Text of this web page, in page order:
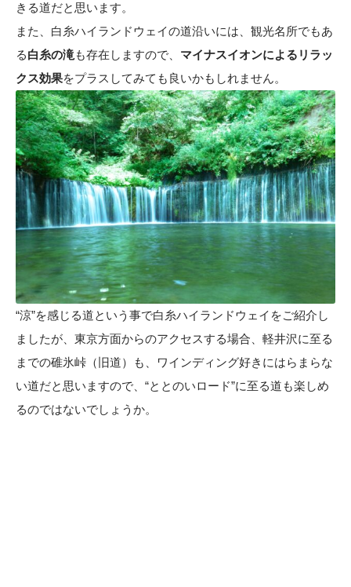
きる道だと思います。
また、白糸ハイランドウェイの道沿いには、観光名所でもあ
る白糸の滝 も存在しますので、 マイナスイオンによるリラッ
クス効果をプラスしてみても良いかもしれません。
“涼”を感じる道という事で白糸ハイランドウェイをご紹介し
ましたが、東京方面からのアクセスする場合、軽井沢に至る
までの碓氷峠（旧道）も、ワインディング好きにはらまらな
い道だと思いますので、“ととのいロード”に至る道も楽しめ
るのではないでしょうか。